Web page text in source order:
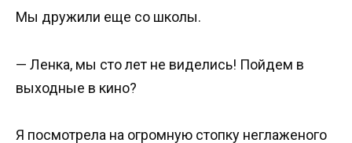
Мы дружили еще со школы.
— Ленка, мы сто лет не виделись! Пойдем в
выходные в кино?
Я посмотрела на огромную стопку неглаженого